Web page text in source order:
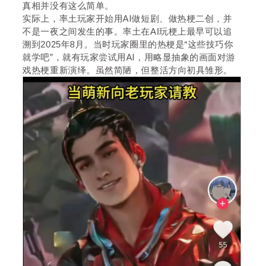
真相并没有这么简单。
实际上，率土玩家开始用AI做短剧、做热梗二创，并
不是一夜之间发生的事。率土在AI玩梗上最早可以追
溯到2025年8月。当时玩家圈里的热梗是“这些技巧你
就学吧”，就有玩家尝试用AI，用略显抽象的画面对游
戏热梗重新演绎。虽然简陋，但整活方向初具雏形。